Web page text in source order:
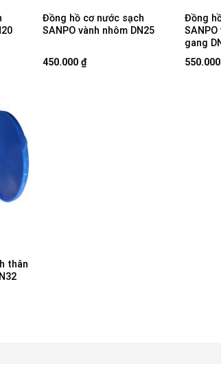
Đồng hồ cơ nước sạch
SANPO vành nhôm DN25
450.000₫
Đồng
gang
thân